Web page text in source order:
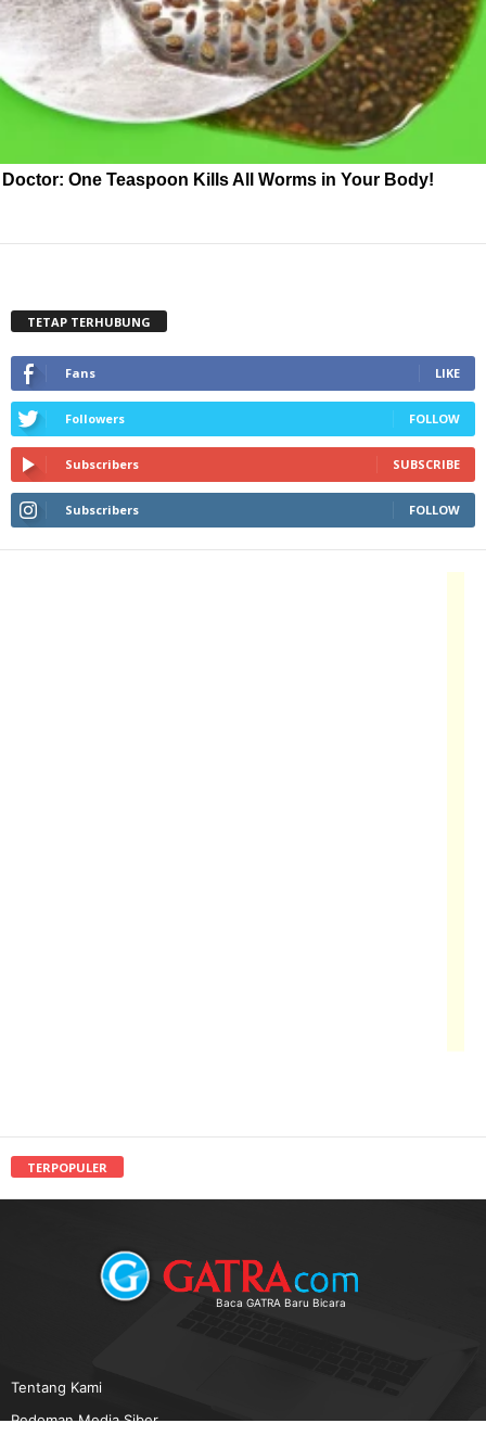
Doctor: One Teaspoon Kills All Worms in Your Body!
TETAP TERHUBUNG
Fans LIKE
Followers FOLLOW
Subscribers SUBSCRIBE
Subscribers FOLLOW
TERPOPULER
Baca GATRA Baru Bicara
Tentang Kami
Pedoman Media Siber